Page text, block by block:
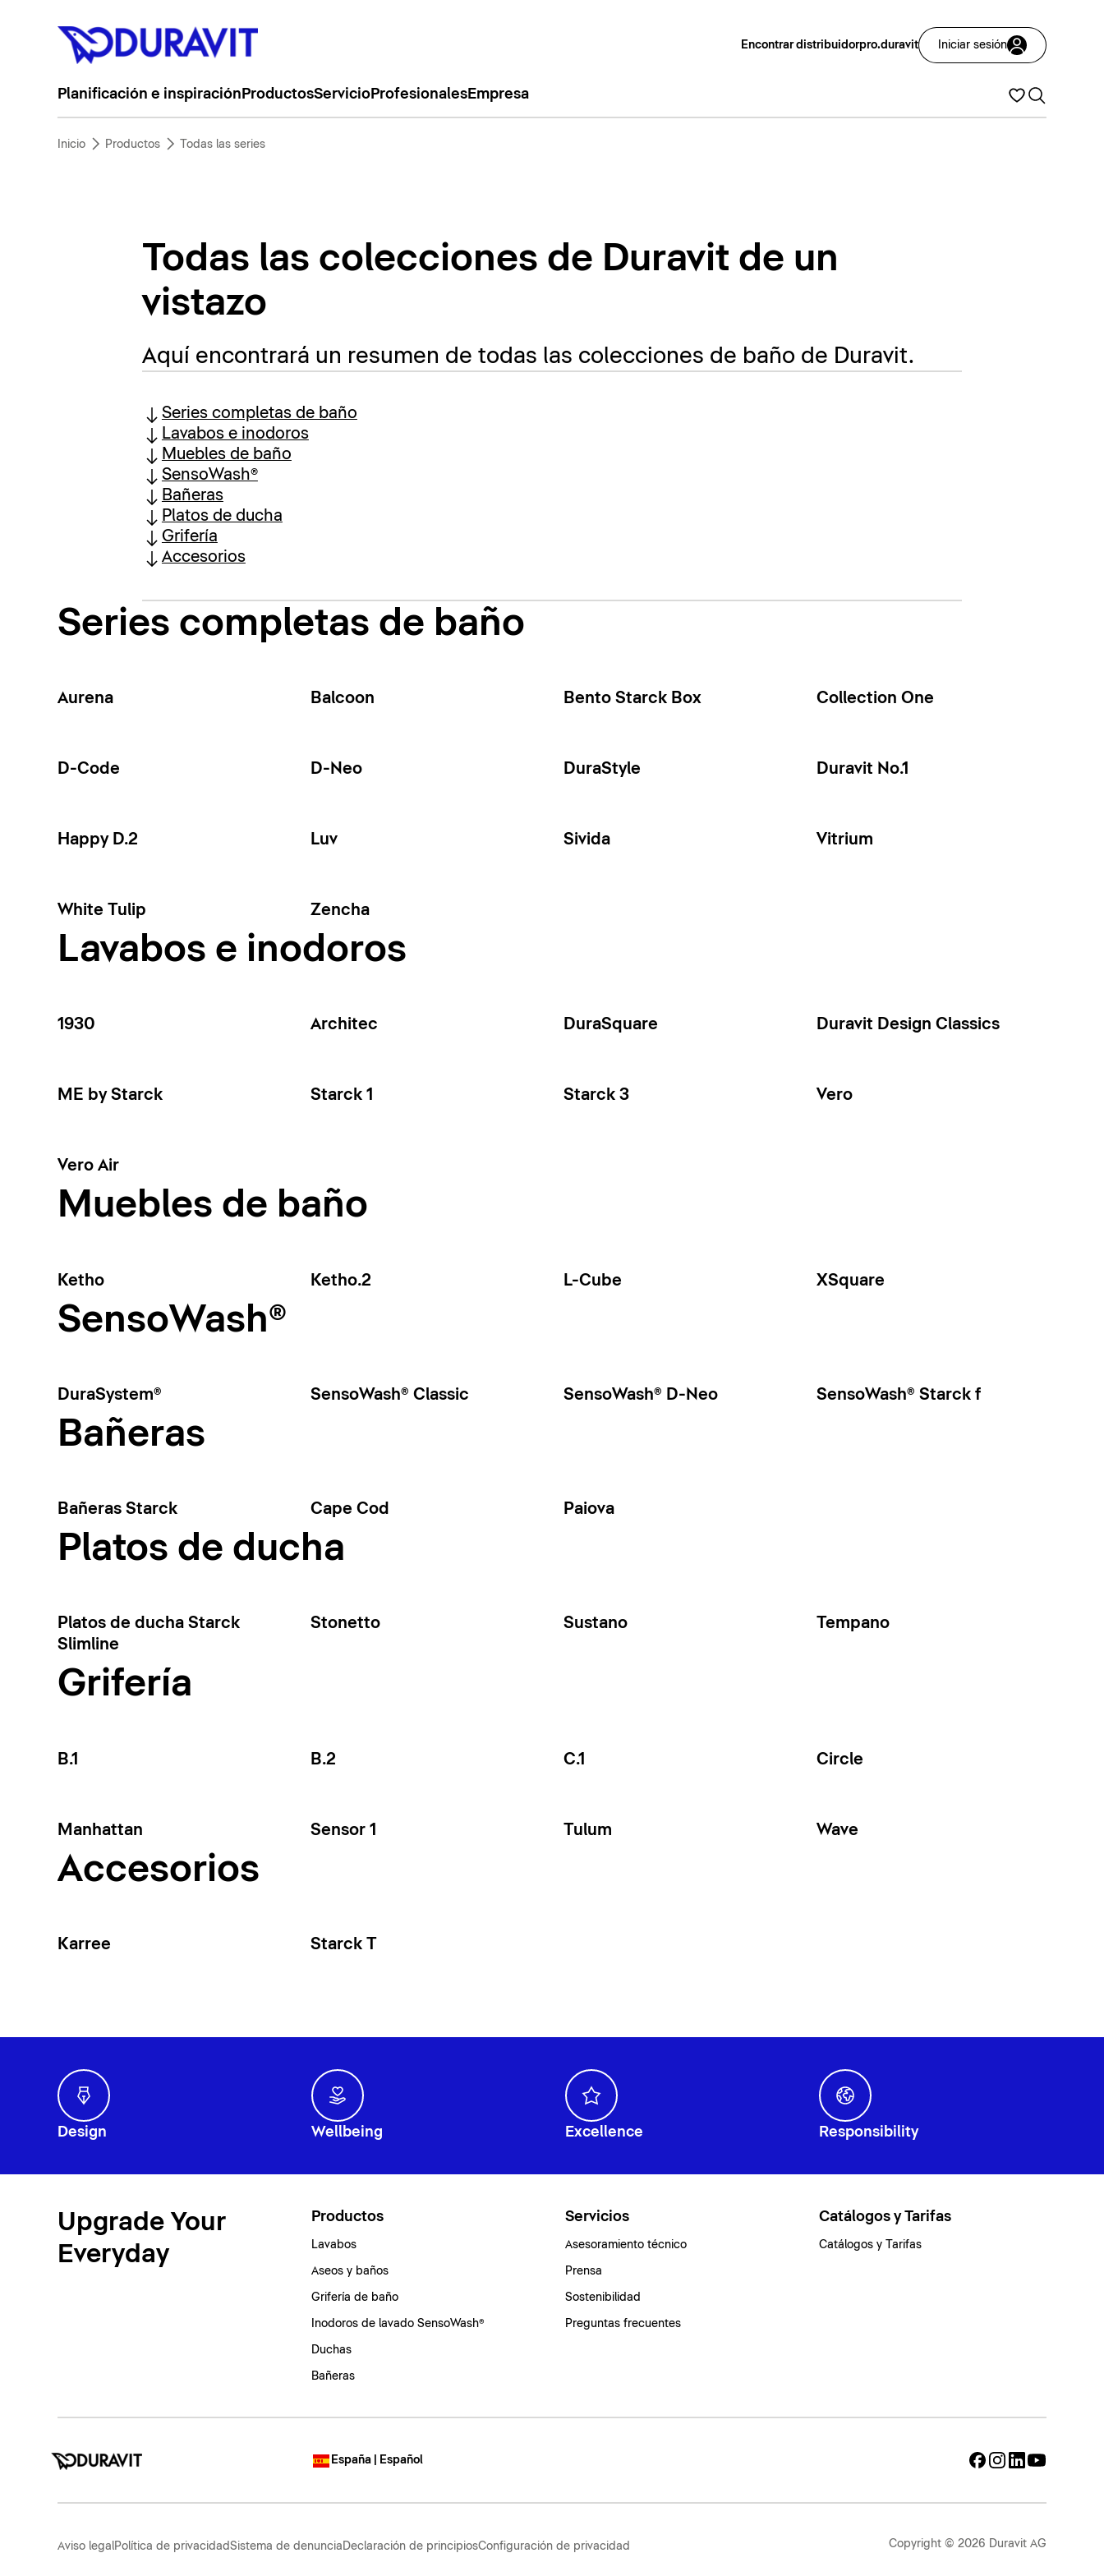
Encontrar distribuidorpro.duravit Iniciar sesión
Planificación e inspiración ProductosServicioProfesionalesEmpresa
Inicio Productos Todas las series
Todas las colecciones de Duravit de un
vistazo
Aquí encontrará un resumen de todas las colecciones de baño de Duravit.
Series completas de baño
Lavabos e inodoros
Muebles de baño
SensoWash®
Bañeras
Platos de ducha
Grifería
Accesorios
Series completas de baño
Aurena Balcoon Bento Starck Box Collection One
D-Code D-Neo DuraStyle Duravit No.1
Happy D.2 Luv Sivida Vitrium
White Tulip Zencha
Lavabos e inodoros
1930 Architec DuraSquare Duravit Design Classics
ME by Starck Starck 1 Starck 3 Vero
Vero Air
Muebles de baño
Ketho Ketho.2 L-Cube XSquare
SensoWash®
DuraSystem® SensoWash® Classic SensoWash® D-Neo SensoWash® Starck f
Bañeras
Bañeras Starck Cape Cod Paiova
Platos de ducha
Platos de ducha Starck
Slimline
Stonetto Sustano Tempano
Grifería
B.1 B.2 C.1 Circle
Manhattan Sensor 1 Tulum Wave
Accesorios
Karree Starck T
Design Wellbeing Excellence Responsibility
Upgrade Your
Everyday
Productos
Lavabos
Aseos y baños
Grifería de baño
Inodoros de lavado SensoWash®
Duchas
Bañeras
Servicios
Asesoramiento técnico
Prensa
Sostenibilidad
Preguntas frecuentes
Catálogos y Tarifas
Catálogos y Tarifas
España | Español
Aviso legalPolítica de privacidadSistema de denuncia Declaración de principiosConfiguración de privacidad Copyright © 2026 Duravit AG